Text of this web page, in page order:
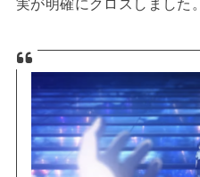
実が明確にクロスしました。